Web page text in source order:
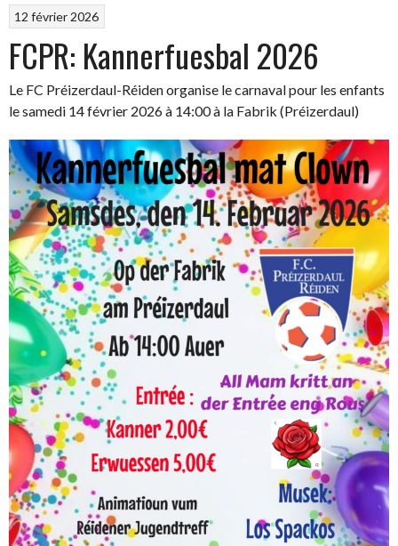
12 février 2026
FCPR: Kannerfuesbal 2026
Le FC Préizerdaul-Réiden organise le carnaval pour les enfants
le samedi 14 février 2026 à 14:00 à la Fabrik (Préizerdaul)